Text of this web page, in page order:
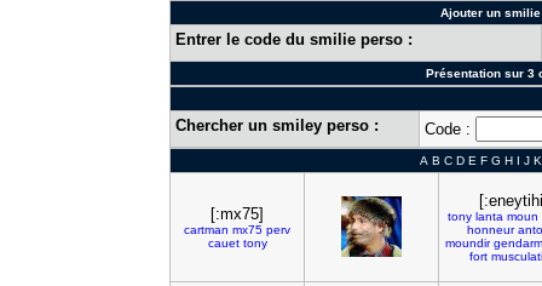
Ajouter un
Entrer le code du smilie perso :
Présentation sur 3
Chercher un smiley perso : Code :
A B C D E F G H I J K
[:mx75]
cartman mx75 perv
cauet tony
tony lanta moun
honneur
moundir
fort